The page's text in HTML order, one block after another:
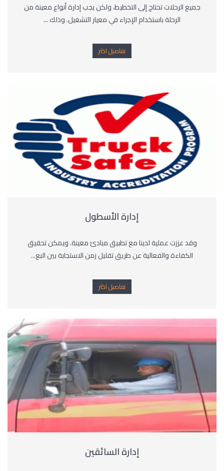
جميع الرحلات تحتاج إلى التخطيط، ولكن يجب إدارة أنواع معينة من
الرحلة باستخدام الإجراء في معيار التشغيل. وذلك ...
تفاصيل اكثر
إدارة الأسطول
وقد عززت عملية لدينا مع تطبيق مبادئ معينة. ويمكن تحقيق
الكفاءة والفعالية عن طريق تقليل زمن الاستجابة بين البع...
تفاصيل اكثر
إدارة السائقين